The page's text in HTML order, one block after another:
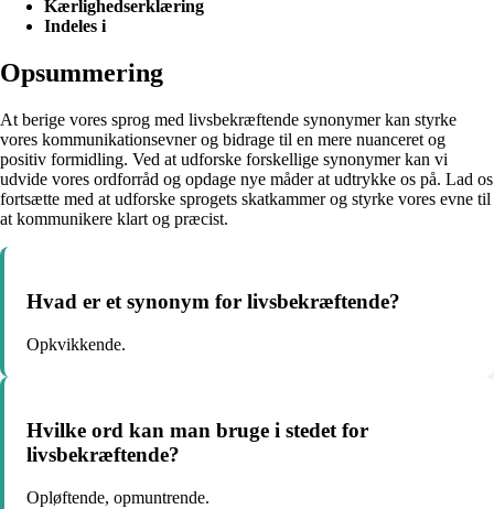
Kærlighedserklæring
Indeles i
Opsummering
At berige vores sprog med livsbekræftende synonymer kan styrke
vores kommunikationsevner og bidrage til en mere nuanceret og
positiv formidling. Ved at udforske forskellige synonymer kan vi
udvide vores ordforråd og opdage nye måder at udtrykke os på. Lad os
fortsætte med at udforske sprogets skatkammer og styrke vores evne til
at kommunikere klart og præcist.
Hvad er et synonym for livsbekræftende?
Opkvikkende.
Hvilke ord kan man bruge i stedet for
livsbekræftende?
Opløftende, opmuntrende.